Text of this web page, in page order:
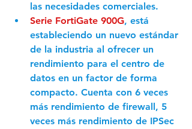
las necesidades comerciales.
Serie FortiGate 900G, está
estableciendo un nuevo estándar
de la industria al ofrecer un
rendimiento para el centro de
datos en un factor de forma
compacto. Cuenta con 6 veces
más rendimiento de firewall, 5
veces más rendimiento de IPSec